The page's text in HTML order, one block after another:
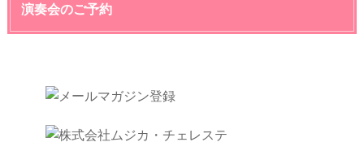
演奏会のご予約